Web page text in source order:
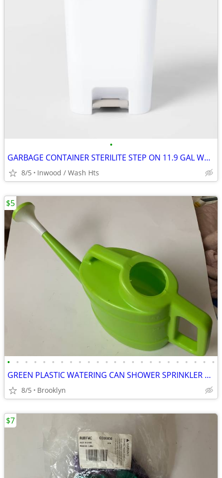
•
GARBAGE CONTAINER STERILITE STEP ON 11.9 GAL WHITE POLYPROPYLENE
8/5 Inwood / Wash Hts
• • • • • • • • • • • • • • • • • • • • • • • •
GREEN PLASTIC WATERING CAN SHOWER SPRINKLER HEAD FEED PLANTS OVAL TANK
8/5 Brooklyn
$5
$7